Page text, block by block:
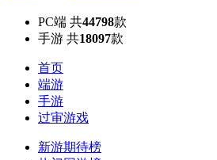
PC端 共44798款
手游 共18097款
首页
端游
手游
过审游戏
新游期待榜